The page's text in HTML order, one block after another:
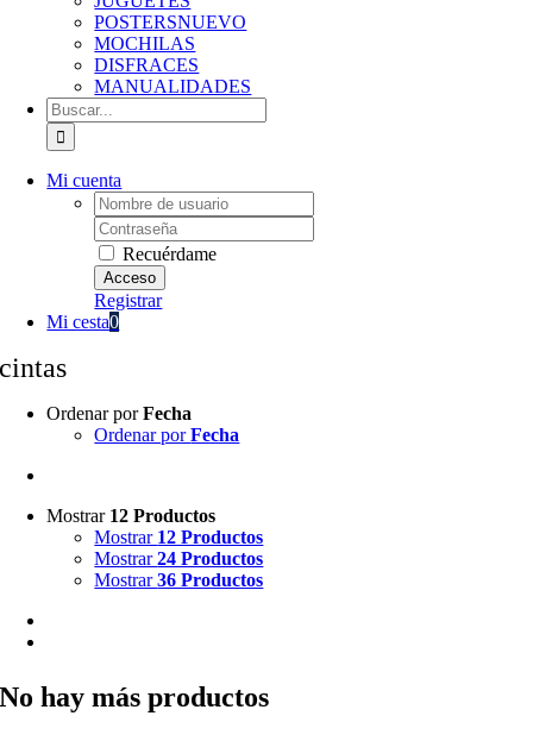
POSTERSNUEVO
MOCHILAS
DISFRACES
MANUALIDADES
Buscar:
Mi cuenta
Username:
Password:
Recuérdame
Registrar
Mi cesta0
cintas
Ordenar porFecha
Ordenar porFecha
Mostrar 12 Productos
Mostrar 12 Productos
Mostrar24 Productos
Mostrar36 Productos
No hay más productos